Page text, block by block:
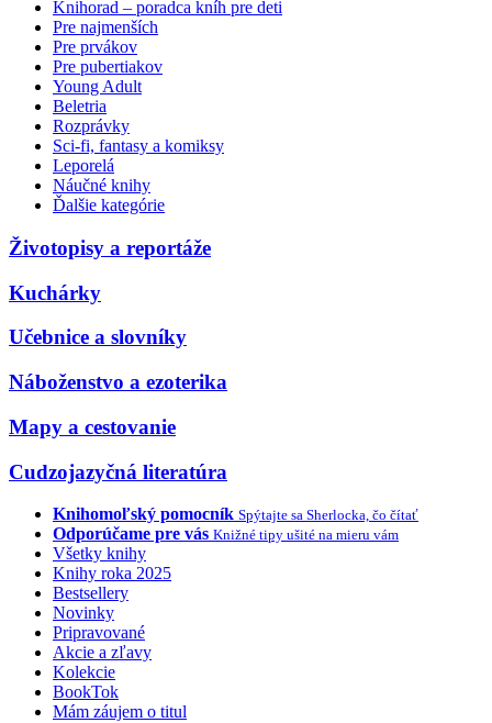
Knihorad – poradca kníh pre deti
Pre najmenších
Pre prvákov
Pre pubertiakov
Young Adult
Beletria
Rozprávky
Sci-fi, fantasy a komiksy
Leporelá
Náučné knihy
Ďalšie kategórie
Životopisy a reportáže
Kuchárky
Učebnice a slovníky
Náboženstvo a ezoterika
Mapy a cestovanie
Cudzojazyčná literatúra
Knihomoľský pomocník Spýtajte sa Sherlocka, čo čítať
Odporúčame pre vás Knižné tipy ušité na mieru vám
Všetky knihy
Knihy roka 2025
Bestsellery
Novinky
Pripravované
Akcie a zľavy
Kolekcie
BookTok
Mám záujem o titul